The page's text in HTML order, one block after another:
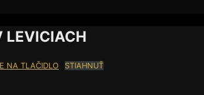
LEVICIACH
NA TLAČIDLO STIAHNUŤ